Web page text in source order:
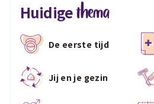
Huidigethema
De eerste tijd
Jij en je gezin